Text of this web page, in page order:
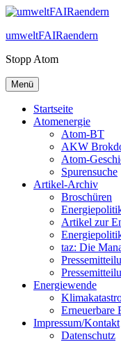
Zum
springen
umweltFAIRaendern
Stopp Atom
Menü
Startseite
Atomenergie
Atom-BT
AKW
Atom-
Spurensuche
Artikel-Archiv
Broschüren
Artikel zur
taz: Die
Energiewende
Erneuerbare
Impressum/Kontakt
Datenschutz